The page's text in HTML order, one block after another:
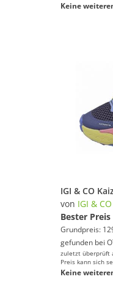
Keine
IGI & CO
von IGI & CO
Bester Preis
Grundpreis:
gefunden bei
zuletzt überprüft
Preis kann sich
Keine